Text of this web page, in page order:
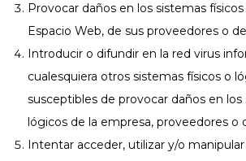
Provocar daños en los sistemas
Espacio Web, de sus proveedores o
Introducir o difundir en la red virus
cualesquiera otros sistemas físicos o
susceptibles de provocar daños en los
lógicos de la empresa, proveedores o
Intentar acceder, utilizar y/o